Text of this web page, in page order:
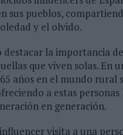
sus pueblos,
y el olvido.
la importancia
que viven solas. En
años en el mundo rural
a estas
en generación.
visita a una